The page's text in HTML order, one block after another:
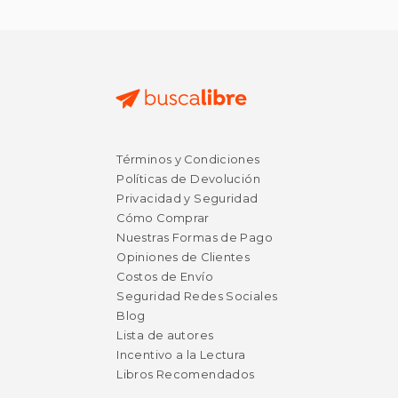
$ 44.43
$ 26.66
28%
Términos y Condiciones
Políticas de Devolución
Privacidad y Seguridad
Cómo Comprar
Nuestras Formas de Pago
Opiniones de Clientes
Costos de Envío
Seguridad Redes Sociales
Blog
Lista de autores
Incentivo a la Lectura
Libros Recomendados